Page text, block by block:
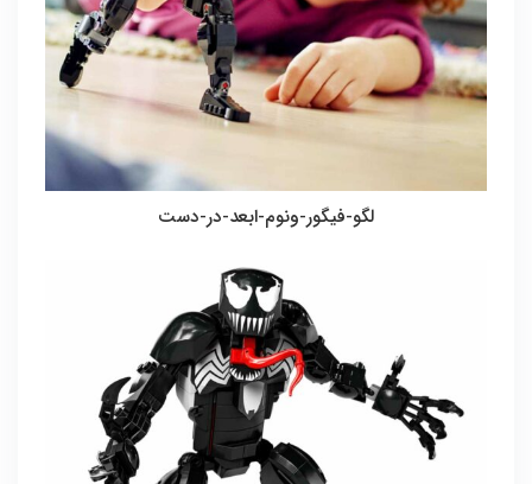
لگو-فیگور-ونوم-ابعد-در-دست